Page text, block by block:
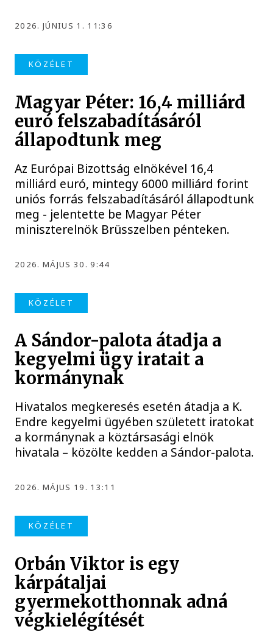
2026. JÚNIUS 1. 11:36
KÖZÉLET
Magyar Péter: 16,4 milliárd
euró felszabadításáról
állapodtunk meg
Az Európai Bizottság elnökével 16,4
milliárd euró, mintegy 6000 milliárd forint
uniós forrás felszabadításáról állapodtunk
meg - jelentette be Magyar Péter
miniszterelnök Brüsszelben pénteken.
2026. MÁJUS 30. 9:44
KÖZÉLET
A Sándor-palota átadja a
kegyelmi ügy iratait a
kormánynak
Hivatalos megkeresés esetén átadja a K.
Endre kegyelmi ügyében született iratokat
a kormánynak a köztársasági elnök
hivatala – közölte kedden a Sándor-palota.
2026. MÁJUS 19. 13:11
KÖZÉLET
Orbán Viktor is egy
kárpátaljai
gyermekotthonnak adná
végkielégítését